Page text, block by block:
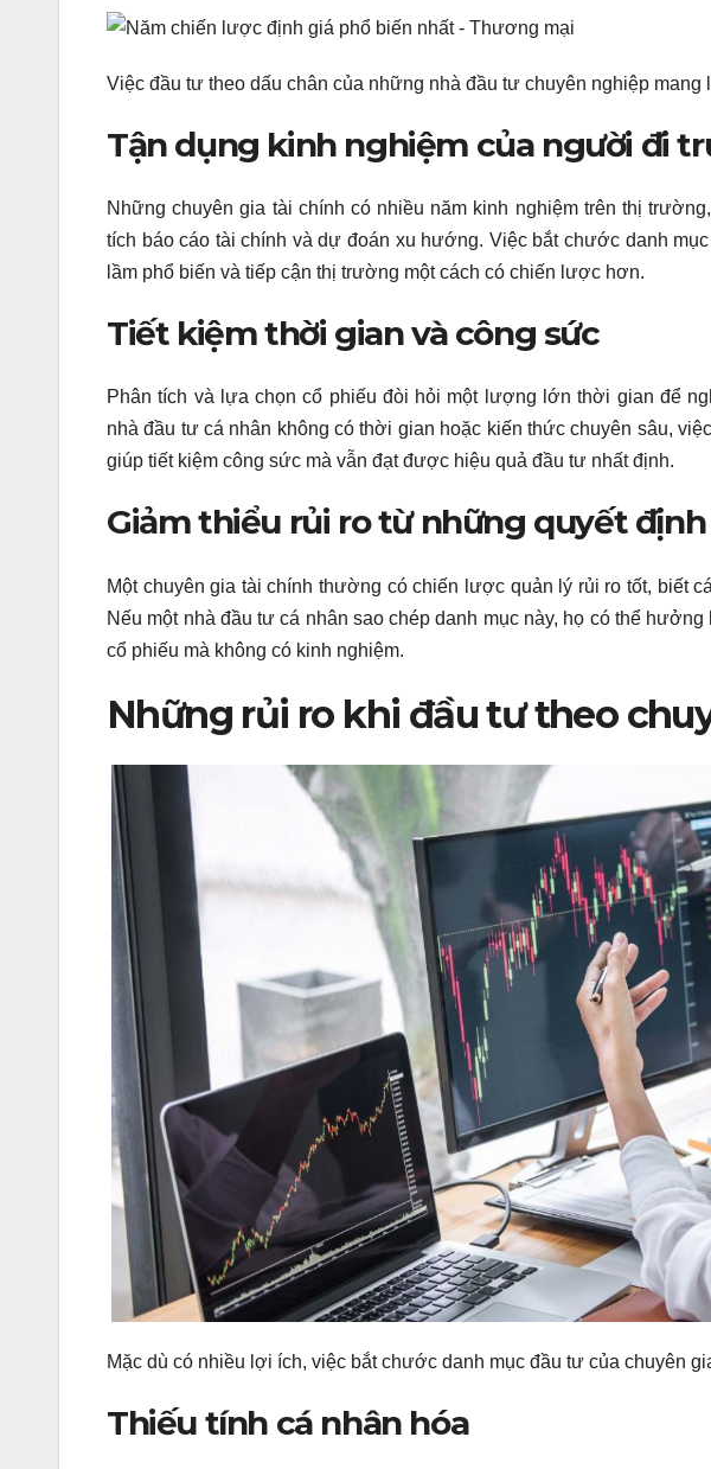
Việc đầu tư theo dấu chân của những nhà đầu tư chuyên nghiệp mang
Tận dụng kinh nghiệm của người đi
Những chuyên gia tài chính có nhiều năm kinh nghiệm trên thị
tích báo cáo tài chính và dự đoán xu hướng. Việc bắt chước danh
lầm phổ biến và tiếp cận thị trường một cách có chiến lược hơn.
Tiết kiệm thời gian và công sức
Phân tích và lựa chọn cổ phiếu đòi hỏi một lượng lớn thời gian để
nhà đầu tư cá nhân không có thời gian hoặc kiến thức chuyên sâu,
giúp tiết kiệm công sức mà vẫn đạt được hiệu quả đầu tư nhất định.
Giảm thiểu rủi ro từ những quyết định
Một chuyên gia tài chính thường có chiến lược quản lý rủi ro tốt, biết
Nếu một nhà đầu tư cá nhân sao chép danh mục này, họ có thể
cổ phiếu mà không có kinh nghiệm.
Những rủi ro khi đầu tư theo
Mặc dù có nhiều lợi ích, việc bắt chước danh mục đầu tư của chuyên
Thiếu tính cá nhân hóa